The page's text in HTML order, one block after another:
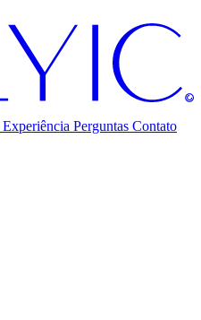
Experiência Perguntas Contato